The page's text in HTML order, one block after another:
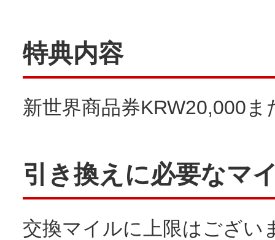
特典内容
新世界商品券KRW20,000ま
引き換えに必要なマ
交換マイルに上限はござい